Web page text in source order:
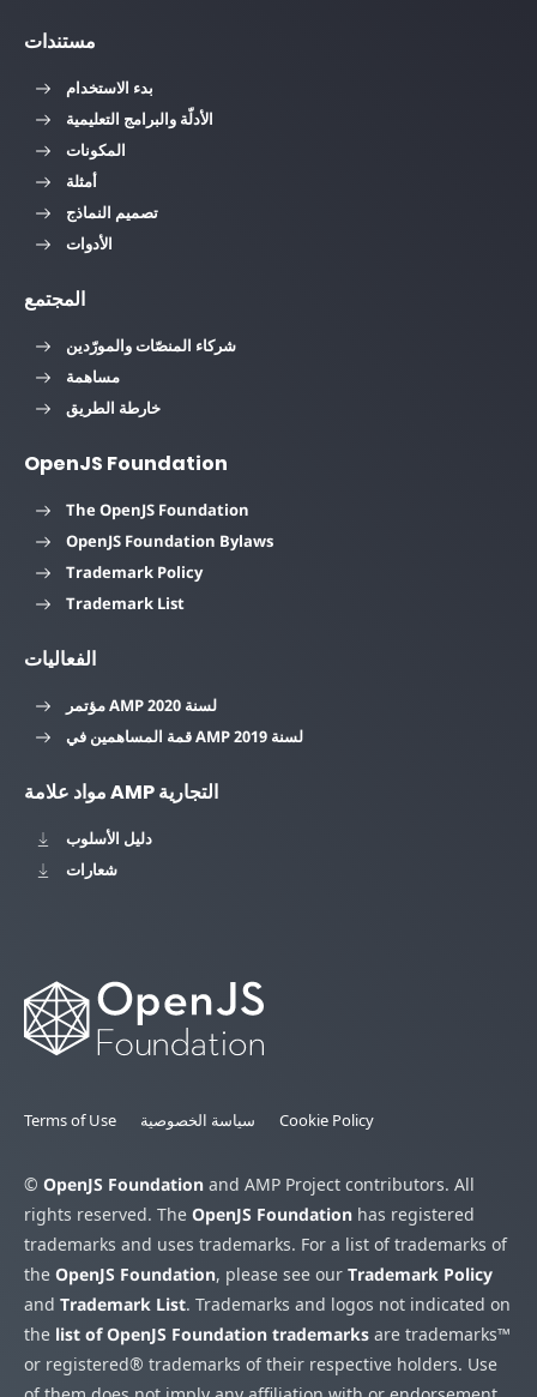
مستندات
بدء الاستخدام
الأدلّة والبرامج التعليمية
المكونات
أمثلة
تصميم النماذج
الأدوات
المجتمع
شركاء المنصّات والمورّدين
مساهمة
خارطة الطريق
OpenJS Foundation
The OpenJS Foundation
OpenJS Foundation Bylaws
Trademark Policy
Trademark List
الفعاليات
مؤتمر AMP لسنة 2020
قمة المساهمين في AMP لسنة 2019
مواد علامة AMP التجارية
دليل الأسلوب
شعارات
Terms of Use سياسة الخصوصية Cookie Policy
© OpenJS Foundation and AMP Project contributors. All
rights reserved. The OpenJS Foundation has registered
trademarks and uses trademarks. For a list of trademarks of
the OpenJS Foundation, please see our Trademark Policy
and Trademark List. Trademarks and logos not indicated on
the list of OpenJS Foundation trademarks are trademarks™
or registered® trademarks of their respective holders. Use